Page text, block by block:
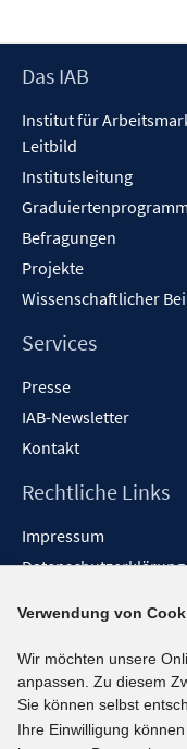
Footer
Das IAB
Institut für
Leitbild
Institutsleitung
Graduiertenprogramm
Befragungen
Projekte
Wissenschaftlicher
Services
Presse
IAB-Newsletter
Kontakt
Rechtliche Links
Impressum
Datenschutzerklärung
Barrieren melden
Social-Media-
BlueSky
Verwendung von
Wir möchten unsere
anpassen. Zu diesem
Sie können selbst
Ihre Einwilligung